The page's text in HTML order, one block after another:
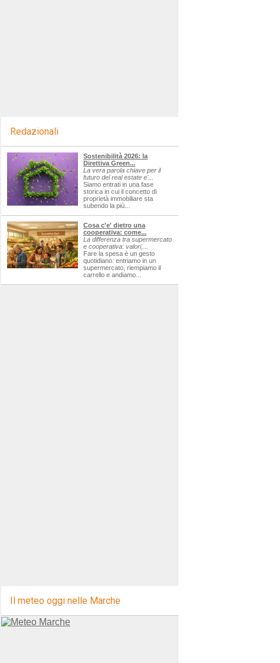
Redazionali
Sostenibilità 2026: la
Direttiva Green...
La vera parola chiave per il
futuro del real estate e'...
Siamo entrati in una fase
storica in cui il concetto di
proprietà immobiliare sta
subendo la più...
Cosa c'e' dietro una
cooperativa: come...
La differenza tra supermercato
e cooperativa: valori,...
Fare la spesa è un gesto
quotidiano: entriamo in un
supermercato, riempiamo il
carrello e andiamo...
Il meteo oggi nelle Marche